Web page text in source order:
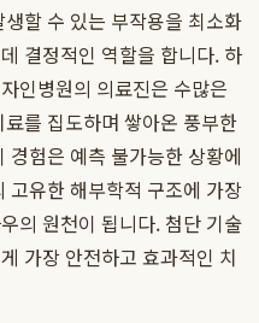
할 수 있는 부작용을 최소화
결정적인 역할을 합니다. 하
인병원의 의료진은 수많은
를 집도하며 쌓아온 풍부한
험은 예측 불가능한 상황에
고유한 해부학적 구조에 가장
의 원천이 됩니다. 첨단 기술
가장 안전하고 효과적인 치